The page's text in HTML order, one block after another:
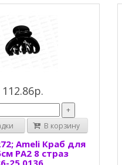
112.86р.
+
В корзину
Ameli Краб для
РА2 8 страз
25 0136